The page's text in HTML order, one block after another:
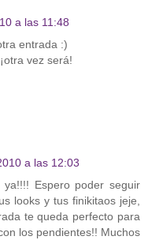
a las 11:48
entrada :)
vez será!
a las 12:03
Espero poder seguir
looks y tus finikitaos jeje,
te queda perfecto para
los pendientes!! Muchos